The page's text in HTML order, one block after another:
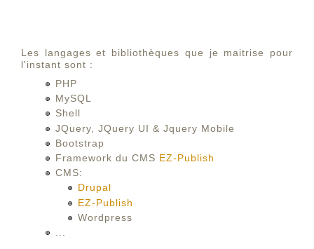
Les langages et bibliothèques que je maitrise pour
l'instant sont :
PHP
MySQL
Shell
JQuery, JQuery UI & Jquery Mobile
Bootstrap
Framework du CMS EZ-Publish
CMS:
Drupal
EZ-Publish
Wordpress